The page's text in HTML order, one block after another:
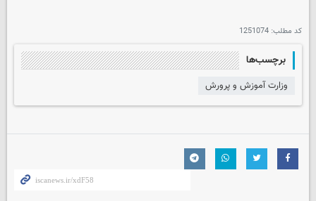
کد مطلب: 1251074
برچسب‌ها
وزارت آموزش و پرورش